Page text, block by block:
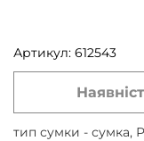
Артикул: 612543
тип сумки - сумка,